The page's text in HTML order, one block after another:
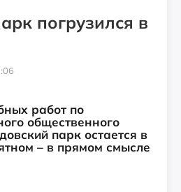
погрузился в
работ по
общественного
парк остается в
– в прямом смысле